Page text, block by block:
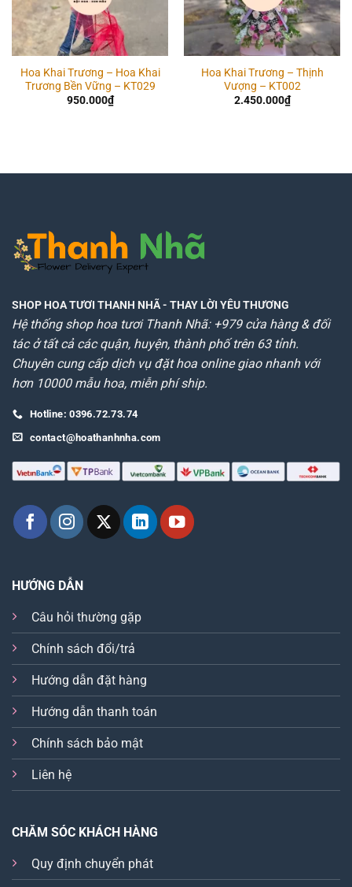
Hoa Khai Trương – Hoa Khai
Trương Bền Vững – KT029
950.000₫
Hoa Khai Trương – Thịnh
Vượng – KT002
2.450.000₫
SHOP HOA TƯƠI THANH NHÃ- THAY LỜI YÊU THƯƠNG
Hệ thống shop hoa tươi Thanh Nhã: +979 cửa hàng & đối
tác ở tất cả các quận, huyện, thành phố trên 63 tỉnh.
Chuyên cung cấp dịch vụ đặt hoa online giao nhanh với
hơn 10000 mẫu hoa, miễn phí ship.
Hotline: 0396.72.73.74
contact@hoathanhnha.com
HƯỚNG DẪN
Câu hỏi thường gặp
Chính sách đổi/trả
Hướng dẫn đặt hàng
Hướng dẫn thanh toán
Chính sách bảo mật
Liên hệ
CHĂM SÓC KHÁCH HÀNG
Quy định chuyển phát